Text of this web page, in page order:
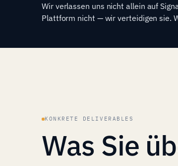
Wir verlassen uns nicht allein auf
Plattform nicht — wir verteidigen sie.
KONKRETE DELIVERABLES
Was Sie